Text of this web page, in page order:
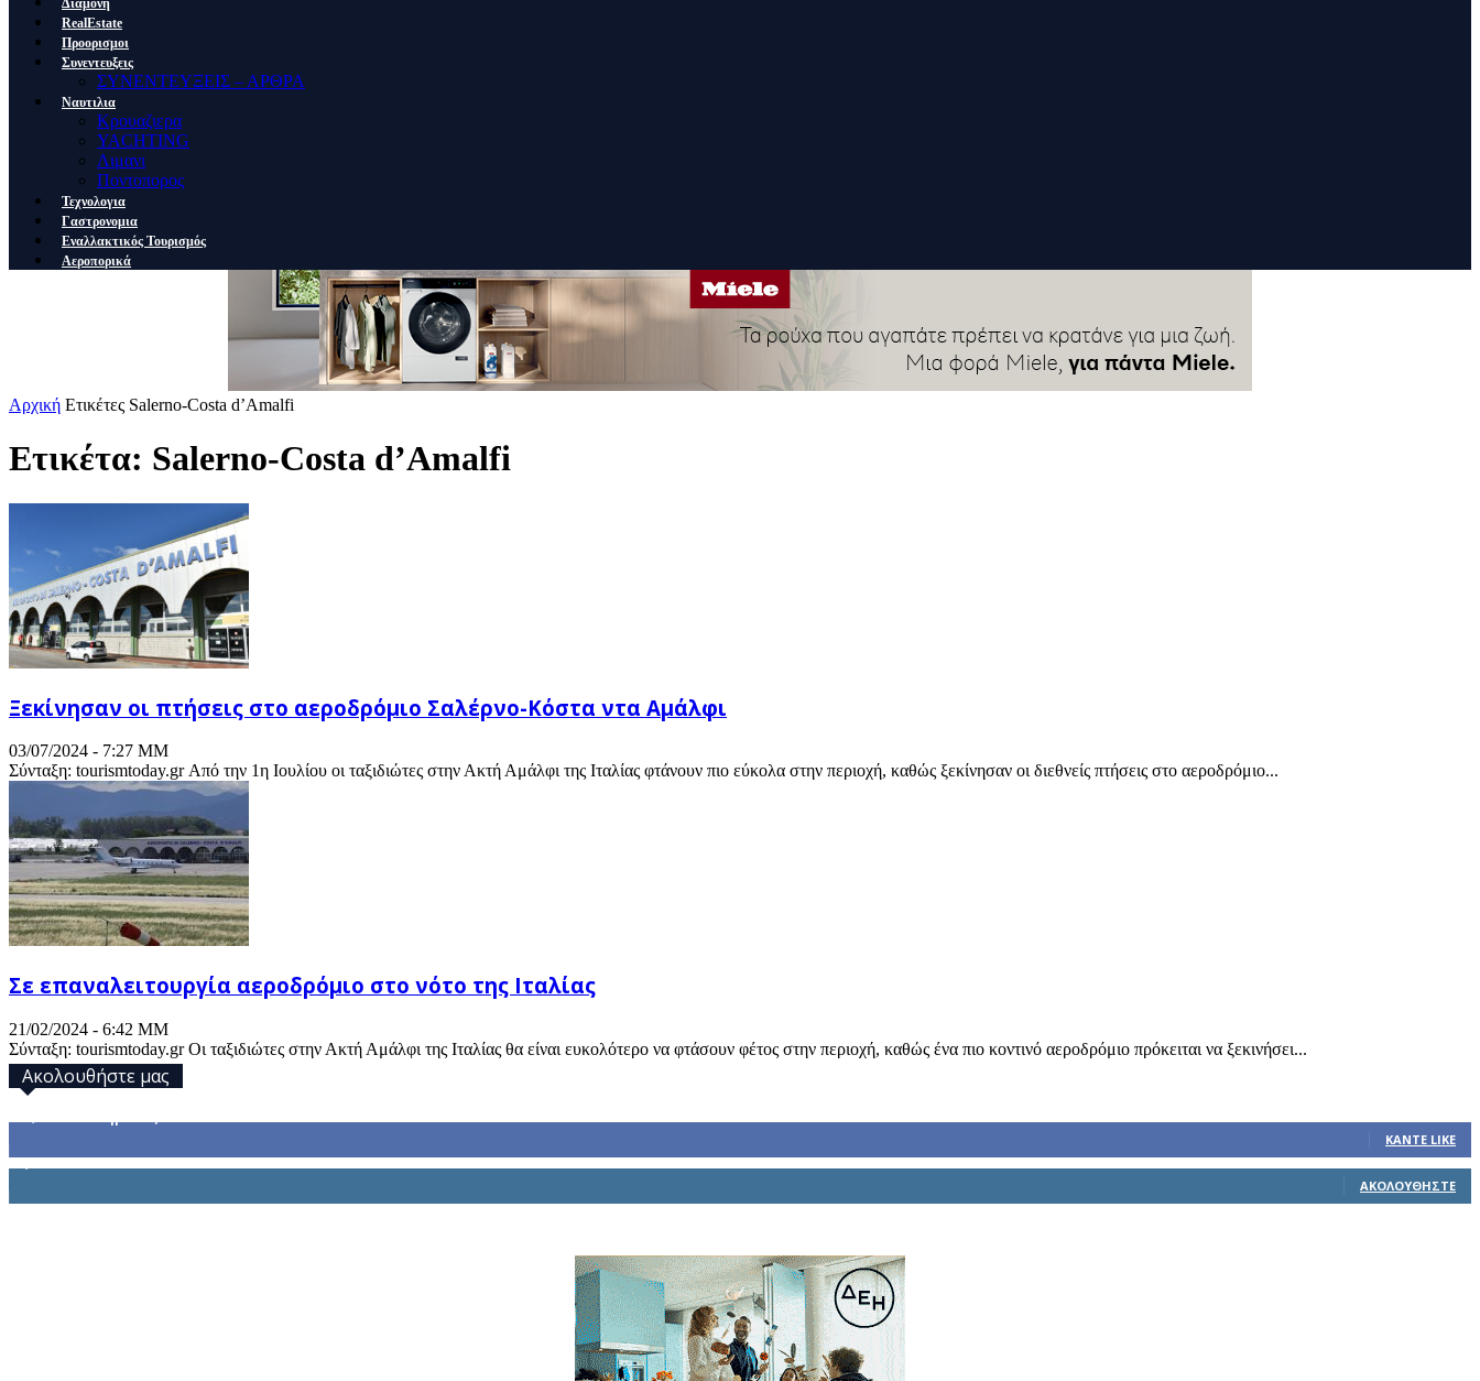
Διαμονη
RealEstate
Προορισμοι
Συνεντευξεις
ΣΥΝΕΝΤΕΥΞΕΙΣ – ΑΡΘΡΑ
Ναυτιλια
Κρουαζιερα
YACHTING
Λιμανι
Ποντοπορος
Τεχνολογια
Γαστρονομια
Εναλλακτικός Τουρισμός
Αεροπορικά
Αρχική Ετικέτες Salerno-Costa d’Amalfi
Ετικέτα: Salerno-Costa d’Amalfi
Ξεκίνησαν οι πτήσεις στο αεροδρόμιο Σαλέρνο-Κόστα ντα Αμάλφι
03/07/2024 - 7:27 ΜΜ
Σύνταξη: tourismtoday.gr Από την 1η Ιουλίου οι ταξιδιώτες στην Ακτή Αμάλφι της Ιταλίας φτάνουν πιο εύκολα στην περιοχή, καθώς ξεκίνησαν οι διεθνείς πτήσεις στο αεροδρόμιο...
Σε επαναλειτουργία αεροδρόμιο στο νότο της Ιταλίας
21/02/2024 - 6:42 ΜΜ
Σύνταξη: tourismtoday.gr Οι ταξιδιώτες στην Ακτή Αμάλφι της Ιταλίας θα είναι ευκολότερο να φτάσουν φέτος στην περιοχή, καθώς ένα πιο κοντινό αεροδρόμιο πρόκειται να ξεκινήσει...
Ακολουθήστε μας
ΚΆΝΤΕ LIKE
ΑΚΟΛΟΥΘΉΣΤΕ